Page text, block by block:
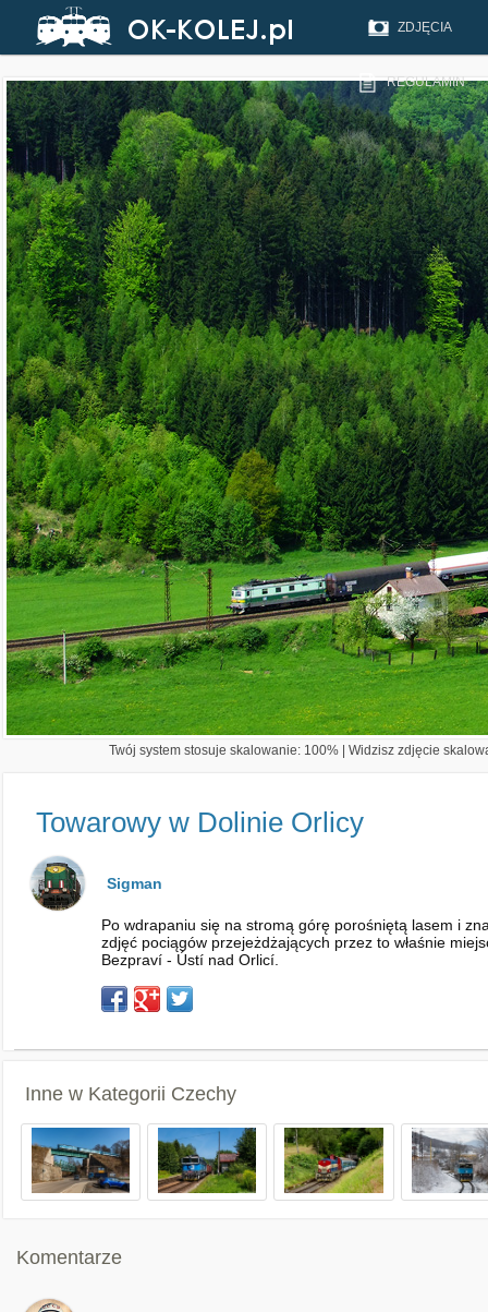
ZDJĘCIA
REGULAMIN
Twój system stosuje skalowanie: 100% | Widzisz zdjęcie
Towarowy w Dolinie Orlicy
Sigman
Po wdrapaniu się na stromą górę porośniętą lasem i
zdjęć pociągów przejeżdżających przez to właśnie
Bezpraví - Ústí nad Orlicí.
Inne w Kategorii Czechy
Komentarze